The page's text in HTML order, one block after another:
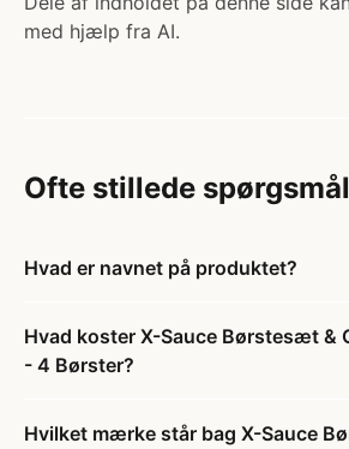
med hjælp fra AI.
Ofte stillede spørgsmål
Hvad er navnet på produktet?
Hvad koster X-Sauce Børstesæt &
- 4 Børster?
Hvilket mærke står bag X-Sauce